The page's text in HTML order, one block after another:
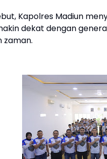
Kapolres Madiun
dekat dengan
zaman.